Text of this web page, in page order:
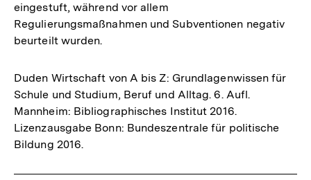
eingestuft, während vor allem
Regulierungsmaßnahmen und Subventionen negativ
beurteilt wurden.
Duden Wirtschaft von A bis Z: Grundlagenwissen für
Schule und Studium, Beruf und Alltag. 6. Aufl.
Mannheim: Bibliographisches Institut 2016.
Lizenzausgabe Bonn: Bundeszentrale für politische
Bildung 2016.